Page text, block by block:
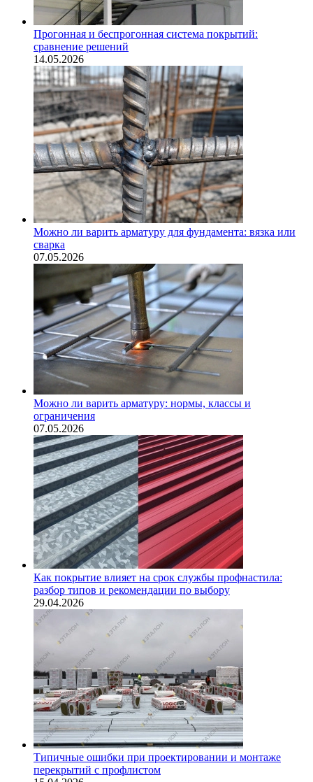
Прогонная и беспрогонная система покрытий:
сравнение решений
14.05.2026
Можно ли варить арматуру для фундамента: вязка или
сварка
07.05.2026
Можно ли варить арматуру: нормы, классы и
ограничения
07.05.2026
Как покрытие влияет на срок службы профнастила:
разбор типов и рекомендации по выбору
29.04.2026
Типичные ошибки при проектировании и монтаже
перекрытий с профлистом